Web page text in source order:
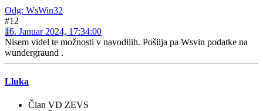
Odg: WsWin32
#12
16. Januar 2024, 17:34:00
Nisem videl te možnosti v navodilih. Pošilja pa Wsvin podatke na
wundergraund .
Lluka
Član VD ZEVS